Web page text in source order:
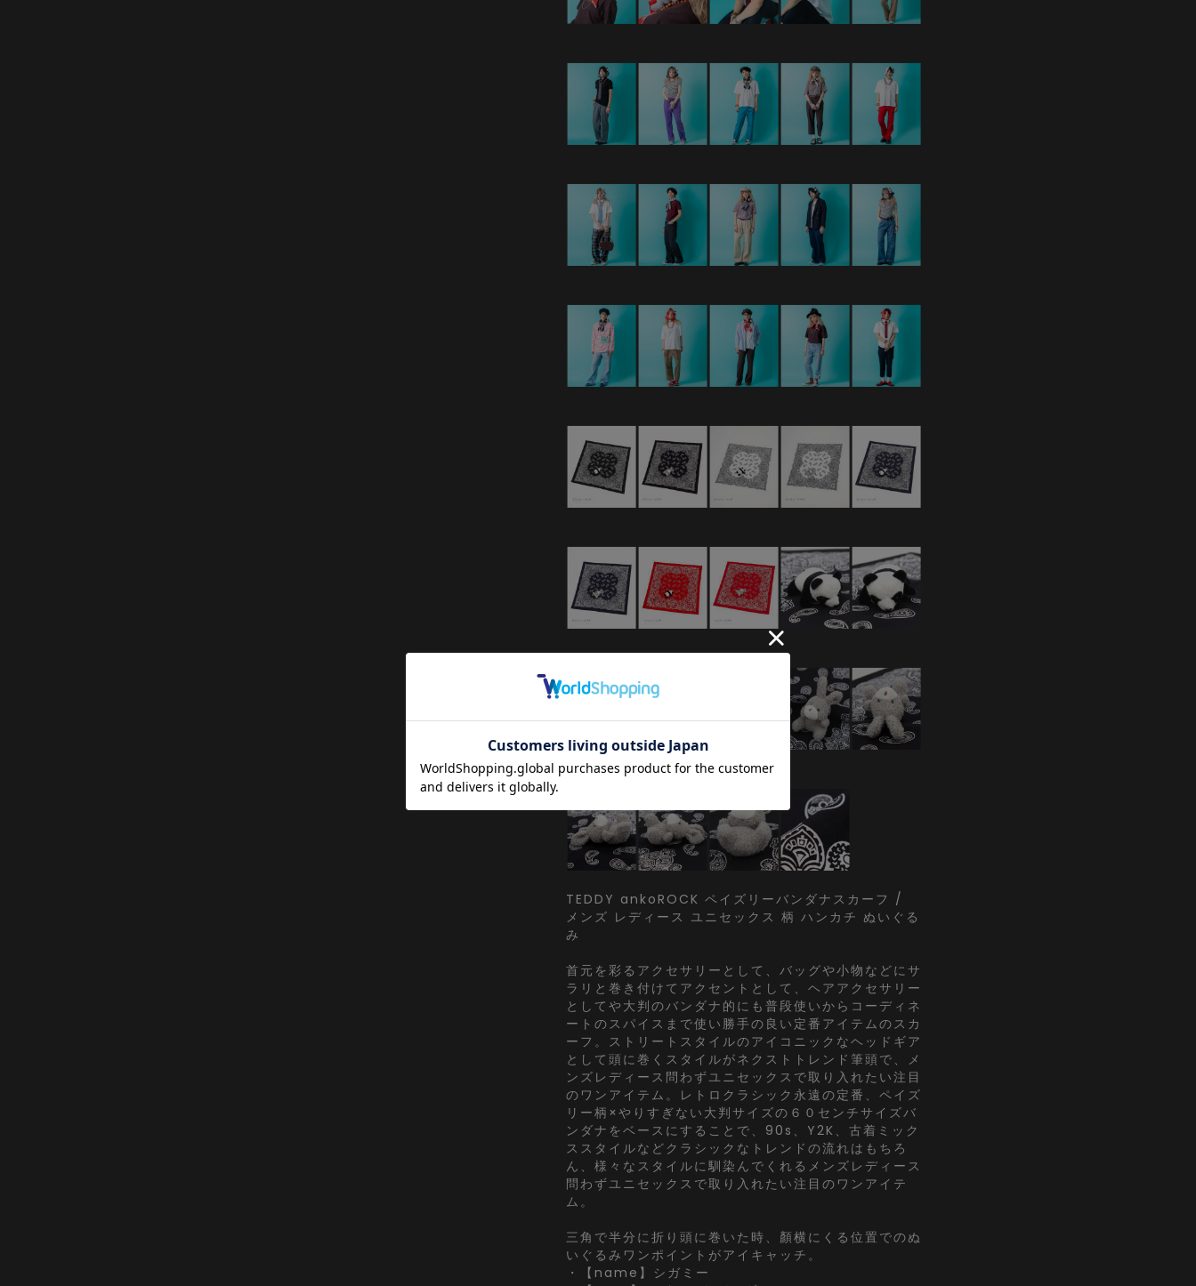
TEDDY ankoROCK ペイズリーバンダナスカーフ /
メンズ レディース ユニセックス 柄 ハンカチ ぬいぐる
み
首元を彩るアクセサリーとして、バッグや小物などにサ
ラリと巻き付けてアクセントとして、ヘアアクセサリー
としてや大判のバンダナ的にも普段使いからコーディネ
ートのスパイスまで使い勝手の良い定番アイテムのスカ
ーフ。ストリートスタイルのアイコニックなヘッドギア
として頭に巻くスタイルがネクストトレンド筆頭で、メ
ンズレディース問わずユニセックスで取り入れたい注目
のワンアイテム。レトロクラシック永遠の定番、ペイズ
リー柄×やりすぎない大判サイズの６０センチサイズバ
ンダナをベースにすることで、90s、Y2K、古着ミック
ススタイルなどクラシックなトレンドの流れはもちろ
ん、様々なスタイルに馴染んでくれるメンズレディース
問わずユニセックスで取り入れたい注目のワンアイテ
ム。
三角で半分に折り頭に巻いた時、顏横にくる位置でのぬ
いぐるみワンポイントがアイキャッチ。
・【name】シガミー